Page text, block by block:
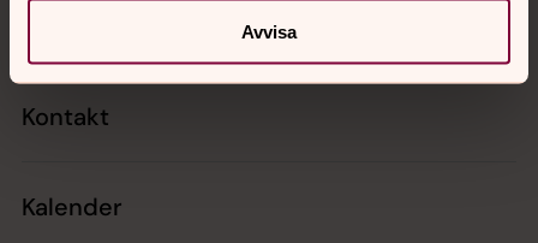
Avvisa
Kontakt
Kalender